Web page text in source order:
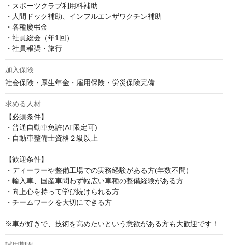
・スポーツクラブ利用料補助
・人間ドック補助、インフルエンザワクチン補助
・各種慶弔金
・社員総会（年1回）
・社員報奨・旅行
加入保険
社会保険・厚生年金・雇用保険・労災保険完備
求める人材
【必須条件】
・普通自動車免許(AT限定可)
・自動車整備士資格２級以上
【歓迎条件】
・ディーラーや整備工場での実務経験がある方(年数不問）
・輸入車、国産車問わず幅広い車種の整備経験がある方
・向上心を持って学び続けられる方
・チームワークを大切にできる方
※車が好きで、技術を高めたいという意欲がある方も大歓迎です！